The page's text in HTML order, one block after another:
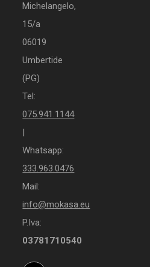
Michelangelo,
15/a
06019
Umbertide
(PG)
Tel:
075.941.1144
|
Whatsapp:
333.963.0476
Mail:
info@mokasa.eu
P.Iva:
03781710540